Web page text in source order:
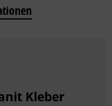
Kleber